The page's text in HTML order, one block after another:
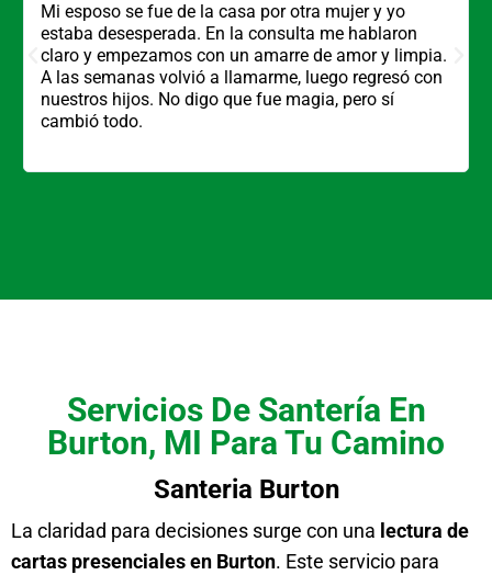
Mi esposo se fue de la casa por otra mujer y yo
estaba desesperada. En la consulta me hablaron
claro y empezamos con un amarre de amor y limpia.
A las semanas volvió a llamarme, luego regresó con
nuestros hijos. No digo que fue magia, pero sí
cambió todo.
Servicios De Santería En
Burton, MI Para Tu Camino
Santeria Burton
La claridad para decisiones surge con una lectura de
cartas presenciales en Burton. Este servicio para